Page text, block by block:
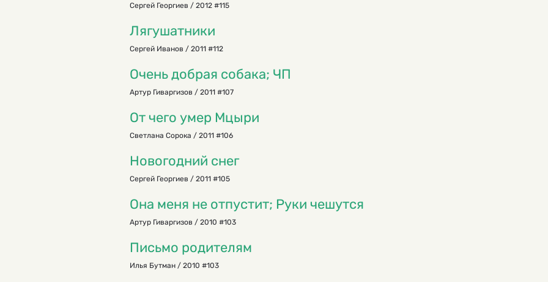
Сергей Георгиев / 2012 #115
Лягушатники
Сергей Иванов / 2011 #112
Очень добрая собака; ЧП
Артур Гиваргизов / 2011 #107
От чего умер Мцыри
Светлана Сорока / 2011 #106
Новогодний снег
Сергей Георгиев / 2011 #105
Она меня не отпустит; Руки чешутся
Артур Гиваргизов / 2010 #103
Письмо родителям
Илья Бутман / 2010 #103